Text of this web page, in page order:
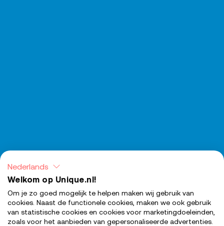
Nederlands
Welkom op Unique.nl!
Om je zo goed mogelijk te helpen maken wij gebruik van
cookies. Naast de functionele cookies, maken we ook gebruik
van statistische cookies en cookies voor marketingdoeleinden,
zoals voor het aanbieden van gepersonaliseerde advertenties.